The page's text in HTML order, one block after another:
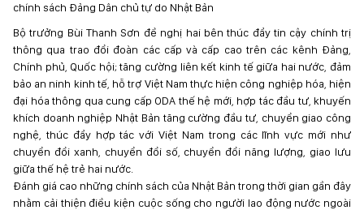
chính sách Đảng Dân chủ tự do Nhật Bản
Bộ trưởng Bùi Thanh Sơn đề nghị hai bên thúc đẩy tin cậy chính trị
thông qua trao đổi đoàn các cấp và cấp cao trên các kênh Đảng,
Chính phủ, Quốc hội; tăng cường liên kết kinh tế giữa hai nước, đảm
bảo an ninh kinh tế, hỗ trợ Việt Nam thực hiện công nghiệp hóa, hiện
đại hóa thông qua cung cấp ODA thế hệ mới, hợp tác đầu tư, khuyến
khích doanh nghiệp Nhật Bản tăng cường đầu tư, chuyển giao công
nghệ, thúc đẩy hợp tác với Việt Nam trong các lĩnh vực mới như
chuyển đổi xanh, chuyển đổi số, chuyển đổi năng lượng, giao lưu
giữa thế hệ trẻ hai nước.
Đánh giá cao những chính sách của Nhật Bản trong thời gian gần đây
nhằm cải thiện điều kiện cuộc sống cho người lao động nước ngoài